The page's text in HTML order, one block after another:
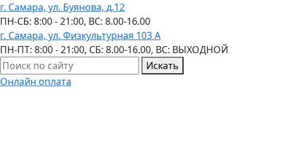
г. Самара, ул. Буянова, д.12
ПН-СБ: 8:00 - 21:00, ВС: 8.00-16.00
г. Самара, ул. Физкультурная 103 А
ПН-ПТ: 8:00 - 21:00, СБ: 8.00-16.00, ВС: ВЫХОДНОЙ
Искать
Онлайн оплата